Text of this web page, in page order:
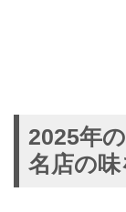
2025年
名店の味